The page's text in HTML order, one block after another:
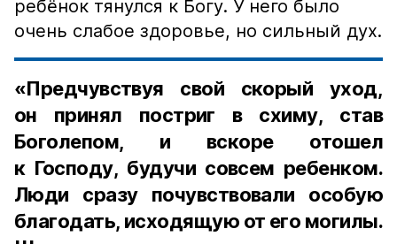
ребёнок тянулся к Богу. У него было
очень слабое здоровье, но сильный дух.
«Предчувствуя свой скорый уход,
он принял постриг в схиму, став
Боголепом, и вскоре отошел
к Господу, будучи совсем ребенком.
Люди сразу почувствовали особую
благодать, исходящую от его могилы.